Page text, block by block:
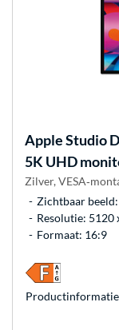
AppleStudio
5K UHD
Zilver,
Zichtbaar
Resolutie: 5120
Formaat: 16:9